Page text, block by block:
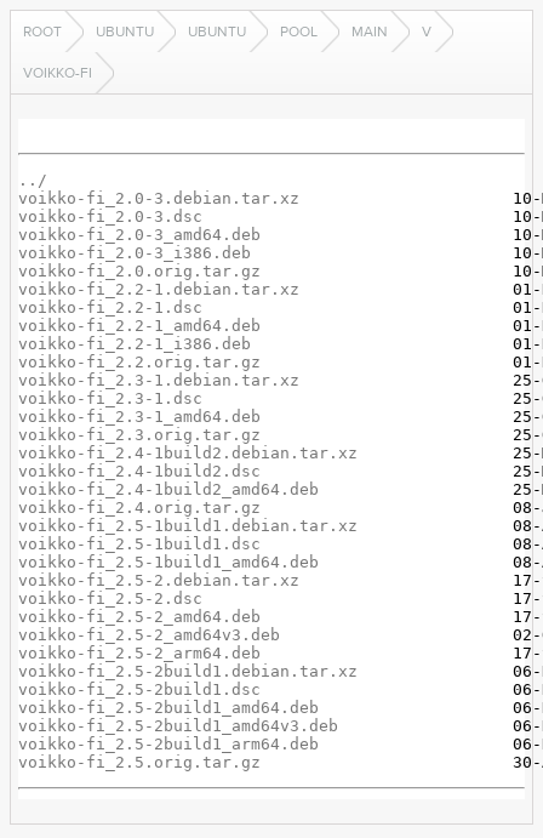
ROOT UBUNTU UBUNTU POOL MAIN V
VOIKKO-FI
../
voikko-fi_2.0-3.debian.tar.xz
voikko-fi_2.0-3.dsc
voikko-fi_2.0-3_amd64.deb
voikko-fi_2.0-3_i386.deb
voikko-fi_2.0.orig.tar.gz
voikko-fi_2.2-1.debian.tar.xz
voikko-fi_2.2-1.dsc
voikko-fi_2.2-1_amd64.deb
voikko-fi_2.2-1_i386.deb
voikko-fi_2.2.orig.tar.gz
voikko-fi_2.3-1.debian.tar.xz
voikko-fi_2.3-1.dsc
voikko-fi_2.3-1_amd64.deb
voikko-fi_2.3.orig.tar.gz
voikko-fi_2.4-1build2.debian.tar.xz
voikko-fi_2.4-1build2.dsc
voikko-fi_2.4-1build2_amd64.deb
voikko-fi_2.4.orig.tar.gz
voikko-fi_2.5-1build1.debian.tar.xz
voikko-fi_2.5-1build1.dsc
voikko-fi_2.5-1build1_amd64.deb
voikko-fi_2.5-2.debian.tar.xz
voikko-fi_2.5-2.dsc
voikko-fi_2.5-2_amd64.deb
voikko-fi_2.5-2_amd64v3.deb
voikko-fi_2.5-2_arm64.deb
voikko-fi_2.5-2build1.debian.tar.xz
voikko-fi_2.5-2build1.dsc
voikko-fi_2.5-2build1_amd64.deb
voikko-fi_2.5-2build1_amd64v3.deb
voikko-fi_2.5-2build1_arm64.deb
voikko-fi_2.5.orig.tar.gz